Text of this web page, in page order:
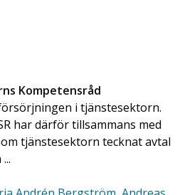
Kompetensråd
i tjänstesektorn.
har därför tillsammans med
tjänstesektorn tecknat avtal